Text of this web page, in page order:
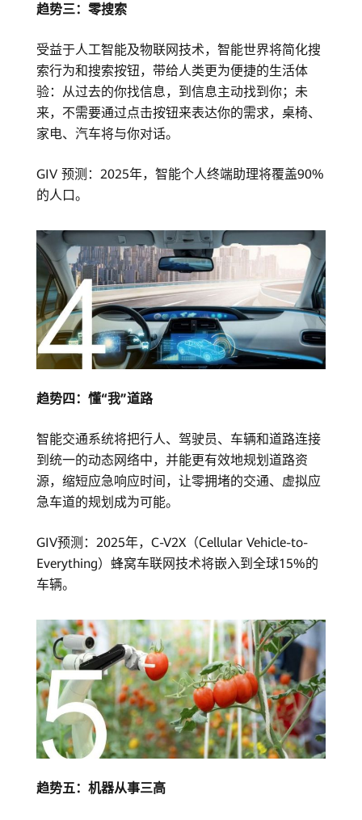
趋势三：零搜索
受益于人工智能及物联网技术，智能世界将简化搜
索行为和搜索按钮，带给人类更为便捷的生活体
验：从过去的你找信息，到信息主动找到你；未
来，不需要通过点击按钮来表达你的需求，桌椅、
家电、汽车将与你对话。
GIV 预测：2025年，智能个人终端助理将覆盖90%
的人口。
趋势四：懂“我”道路
智能交通系统将把行人、驾驶员、车辆和道路连接
到统一的动态网络中，并能更有效地规划道路资
源，缩短应急响应时间，让零拥堵的交通、虚拟应
急车道的规划成为可能。
GIV预测：2025年，C-V2X（Cellular Vehicle-to-
Everything）蜂窝车联网技术将嵌入到全球15%的
车辆。
趋势五：机器从事三高